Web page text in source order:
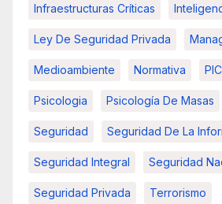
Infraestructuras Críticas
Ley De Seguridad Privada
Medioambiente Normativa PIC
Psicologia Psicología De Masas
Seguridad Seguridad De La
Seguridad Integral Seguridad
Seguridad Privada Terrorismo